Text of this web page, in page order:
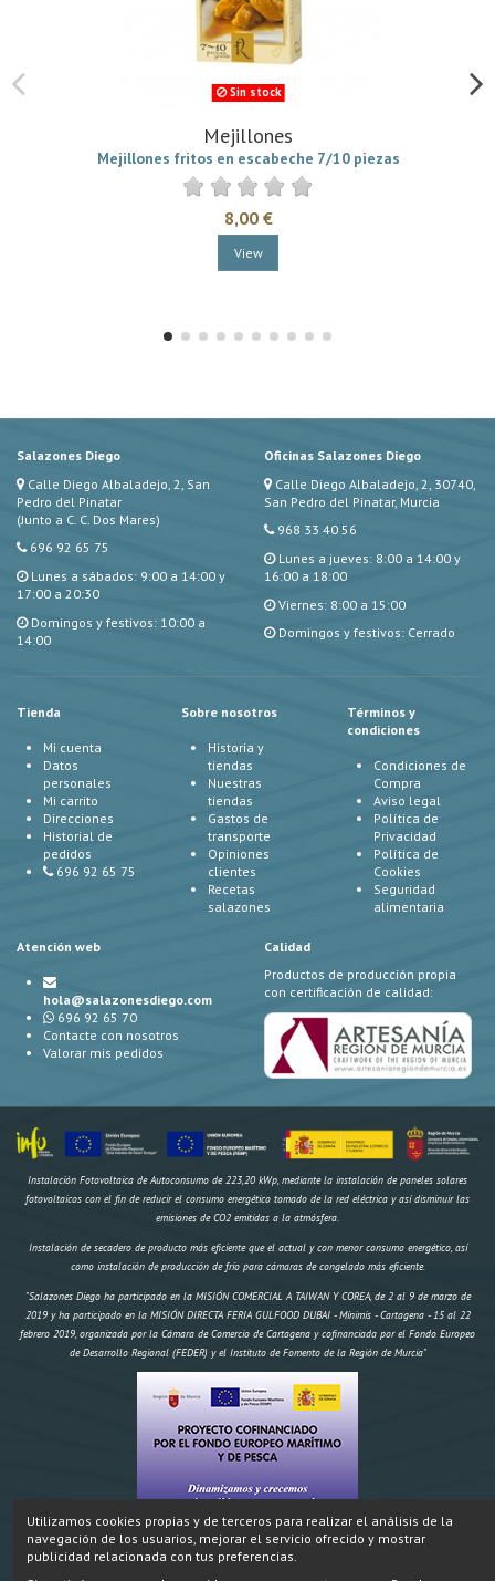
Sin stock
Mejillones
Mejillones fritos en escabeche 7/10 piezas
8,00 €
View
Salazones Diego
Calle Diego Albaladejo, 2, San
Pedro del Pinatar
(Junto a C. C. Dos Mares)
696 92 65 75
Lunes a sábados: 9:00 a 14:00 y
17:00 a 20:30
Domingos y festivos: 10:00 a
14:00
Oficinas Salazones Diego
Calle Diego Albaladejo, 2, 30740,
San Pedro del Pinatar, Murcia
968 33 40 56
Lunes a jueves: 8:00 a 14:00 y
16:00 a 18:00
Viernes: 8:00 a 15:00
Domingos y festivos: Cerrado
Tienda
Mi cuenta
Datos
personales
Mi carrito
Direcciones
Historial de
pedidos
696 92 65 75
Sobre nosotros
Historia y
tiendas
Nuestras
tiendas
Gastos de
transporte
Opiniones
clientes
Recetas
salazones
Términos y
condiciones
Condiciones de
Compra
Aviso legal
Política de
Privacidad
Política de
Cookies
Seguridad
alimentaria
Atención web
hola@salazonesdiego.com
696 92 65 70
Contacte con nosotros
Valorar mis pedidos
Calidad
Productos de producción propia
con certificación de calidad:
Instalación Fotovoltaica de Autoconsumo de 223,20 kWp, mediante la instalación de paneles solares
fotovoltaicos con el fin de reducir el consumo energético tomado de la red eléctrica y así disminuir las
emisiones de CO2 emitidas a la atmósfera.
Instalación de secadero de producto más eficiente que el actual y con menor consumo energético, así
como instalación de producción de frío para cámaras de congelado más eficiente.
"Salazones Diego ha participado en la MISIÓN COMERCIAL A TAIWAN Y COREA, de 2 al 9 de marzo de
2019 y ha participado en la MISIÓN DIRECTA FERIA GULFOOD DUBAI - Mínimis - Cartagena - 15 al 22
febrero 2019, organizada por la Cámara de Comercio de Cartagena y cofinanciada por el Fondo Europeo
de Desarrollo Regional (FEDER) y el Instituto de Fomento de la Región de Murcia"
"Construcción de un secadero artificial y dos obradores climatizados, IMPORTE AYUDA
174.970,18 € FEMP 58.695,96€ CARM 19.564,99€ Total 78.259,95€" Proyecto cofinanciado por el Fondo
Utilizamos cookies propias y de terceros para realizar el análisis de la
navegación de los usuarios, mejorar el servicio ofrecido y mostrar
publicidad relacionada con tus preferencias.